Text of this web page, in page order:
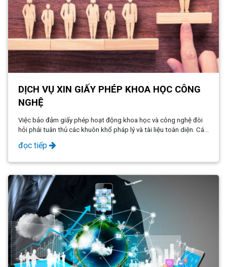
DỊCH VỤ XIN GIẤY PHÉP KHOA HỌC CÔNG
NGHỆ
Việc bảo đảm giấy phép hoạt động khoa học và công nghệ đòi
hỏi phải tuân thủ các khuôn khổ pháp lý và tài liệu toàn diện. Các
tổ chức có thể hợp lý hóa quy trình và tăng cường tuân thủ bằng
cách tận dụng các dịch vụ tư vấn và pháp lý chuyên nghiệp.
đọc tiếp